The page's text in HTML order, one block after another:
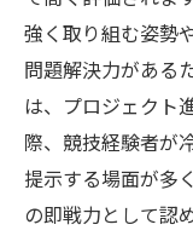
システ
験の活用
競技経
職成功例
システ
強く取り組む姿勢
問題解決力がある
は、プロジェクト
際、競技経験者が
提示する場面が多
の即戦力として認